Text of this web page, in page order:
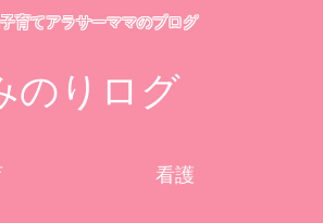
育てアラサーママのブログ
のりログ
看護